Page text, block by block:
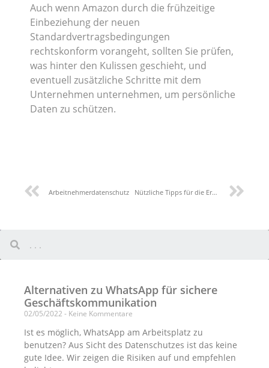
Auch wenn Amazon durch die frühzeitige
Einbeziehung der neuen
Standardvertragsbedingungen
rechtskonform vorangeht, sollten Sie prüfen,
was hinter den Kulissen geschieht, und
eventuell zusätzliche Schritte mit dem
Unternehmen unternehmen, um persönliche
Daten zu schützen.
Arbeitnehmerdatenschutz Nützliche Tipps für die Erstellung einer Datenschutzpolitik
Alternativen zu WhatsApp für sichere
Geschäftskommunikation
02/05/2022 Keine Kommentare
Ist es möglich, WhatsApp am Arbeitsplatz zu
benutzen? Aus Sicht des Datenschutzes ist das keine
gute Idee. Wir zeigen die Risiken auf und empfehlen